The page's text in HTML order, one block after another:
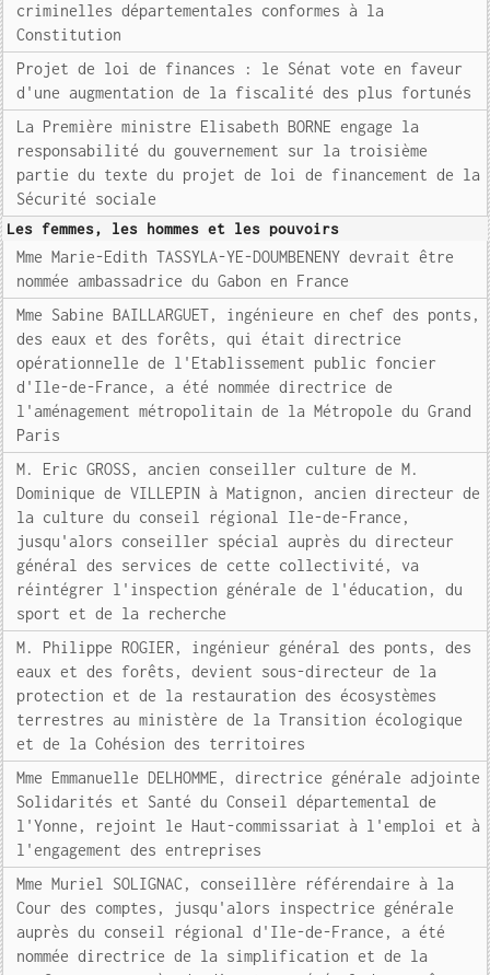
criminelles départementales conformes à la
Constitution
Projet de loi de finances : le Sénat vote en faveur
d'une augmentation de la fiscalité des plus fortunés
La Première ministre Elisabeth BORNE engage la
responsabilité du gouvernement sur la troisième
partie du texte du projet de loi de financement de la
Sécurité sociale
Les femmes, les hommes et les pouvoirs
Mme Marie-Edith TASSYLA-YE-DOUMBENENY devrait être
nommée ambassadrice du Gabon en France
Mme Sabine BAILLARGUET, ingénieure en chef des ponts,
des eaux et des forêts, qui était directrice
opérationnelle de l'Etablissement public foncier
d'Ile-de-France, a été nommée directrice de
l'aménagement métropolitain de la Métropole du Grand
Paris
M. Eric GROSS, ancien conseiller culture de M.
Dominique de VILLEPIN à Matignon, ancien directeur de
la culture du conseil régional Ile-de-France,
jusqu'alors conseiller spécial auprès du directeur
général des services de cette collectivité, va
réintégrer l'inspection générale de l'éducation, du
sport et de la recherche
M. Philippe ROGIER, ingénieur général des ponts, des
eaux et des forêts, devient sous-directeur de la
protection et de la restauration des écosystèmes
terrestres au ministère de la Transition écologique
et de la Cohésion des territoires
Mme Emmanuelle DELHOMME, directrice générale adjointe
Solidarités et Santé du Conseil départemental de
l'Yonne, rejoint le Haut-commissariat à l'emploi et à
l'engagement des entreprises
Mme Muriel SOLIGNAC, conseillère référendaire à la
Cour des comptes, jusqu'alors inspectrice générale
auprès du conseil régional d'Ile-de-France, a été
nommée directrice de la simplification et de la